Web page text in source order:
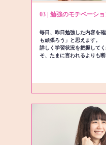
03 | 勉強のモチベーシ
毎日、昨日勉強した内容を
も頑張ろう」と思えます。
詳しく学習状況を把握して
そ、たまに言われるよりも断